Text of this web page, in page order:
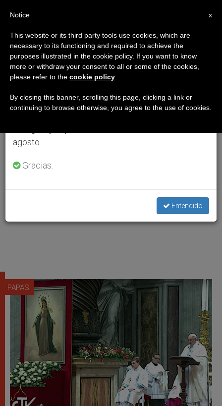
PAPAS
×
Aviso importante
Del 27 de julio al 7 de agosto haremos la pausa
anual, aprovechando que en el periodo de verano
se generan menos informaciones y también el
agosto.
Gracias.
Entendido
x
Notice
This website or its third party tools use cookies, which are
necessary to its functioning and required to achieve the
purposes illustrated in the cookie policy. If you want to know
more or withdraw your consent to all or some of the cookies,
please refer to the cookie policy
By closing this banner, scrolling this page, clicking a link or
continuing to browse otherwise, you agree to the use of cookies.